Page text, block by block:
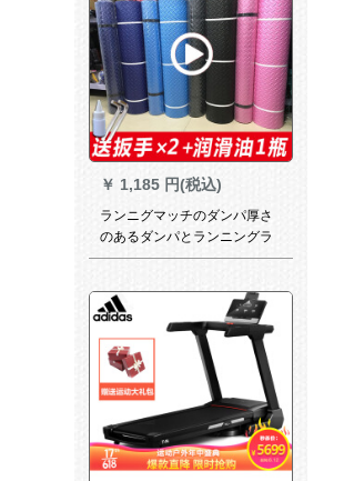
￥ 1,185 円(税込)
ランニグマッチのダンパ厚さ
のあるダンパとランニングラ
インのダンプのダンプ2.